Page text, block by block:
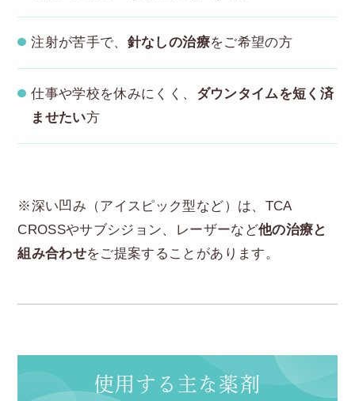
注射が苦手で、 針なしの治療をご希望の方
仕事や学校を休みにくく、 ダウンタイムを短く済
ませたい方
※深い凹み（アイスピック型など）は、TCA
CROSSやサブシジョン、レーザーなど他の治療と
組み合わせをご提案することがあります。
使用する主な薬剤